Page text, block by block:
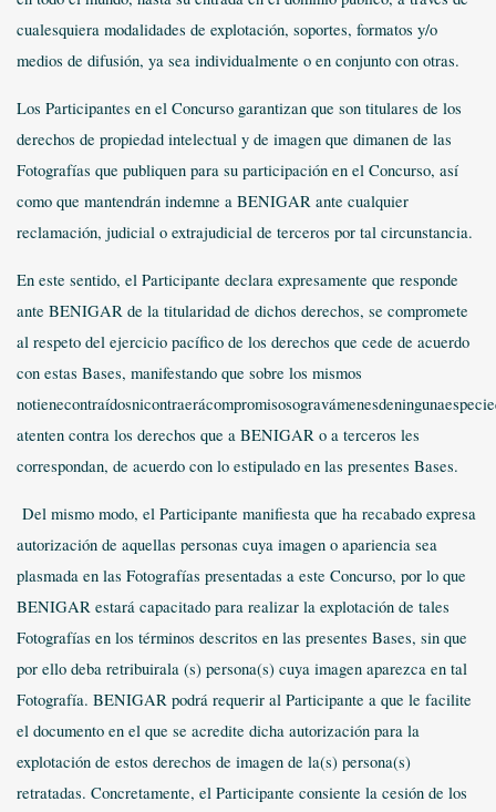
cualesquiera modalidades de explotación, soportes, formatos y/o
medios de difusión, ya sea individualmente o en conjunto con otras.
Los Participantes en el Concurso garantizan que son titulares de los
derechos de propiedad intelectual y de imagen que dimanen de las
Fotografías que publiquen para su participación en el Concurso, así
como que mantendrán indemne a BENIGAR ante cualquier
reclamación, judicial o extrajudicial de terceros por tal circunstancia.
En este sentido, el Participante declara expresamente que responde
ante BENIGAR de la titularidad de dichos derechos, se compromete
al respeto del ejercicio pacífico de los derechos que cede de acuerdo
con estas Bases, manifestando que sobre los mismos
atenten contra los derechos que a BENIGAR o a terceros les
correspondan, de acuerdo con lo estipulado en las presentes Bases.
Del mismo modo, el Participante manifiesta que ha recabado expresa
autorización de aquellas personas cuya imagen o apariencia sea
plasmada en las Fotografías presentadas a este Concurso, por lo que
BENIGAR estará capacitado para realizar la explotación de tales
Fotografías en los términos descritos en las presentes Bases, sin que
por ello deba retribuirala (s) persona(s) cuya imagen aparezca en tal
Fotografía. BENIGAR podrá requerir al Participante a que le facilite
el documento en el que se acredite dicha autorización para la
explotación de estos derechos de imagen de la(s) persona(s)
retratadas. Concretamente, el Participante consiente la cesión de los